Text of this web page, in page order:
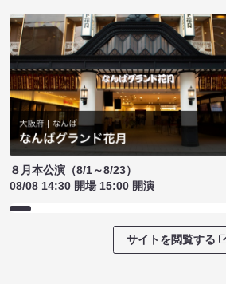
８月本公演（8/1～8/23）
08/08 14:30 開場 15:00 開演
サイトを閲覧する